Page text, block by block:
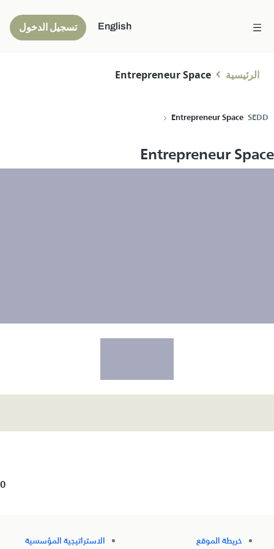
English تسجيل الدخول
الرئيسية Entrepreneur Space
SEDD
Entrepreneur Space
Entrepreneur Space
0
خريطة الموقع الاستراتيجية المؤسسية